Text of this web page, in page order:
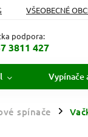
VŠEOBECNÉ
podpora:
3811 427
Vypínače
spínače /